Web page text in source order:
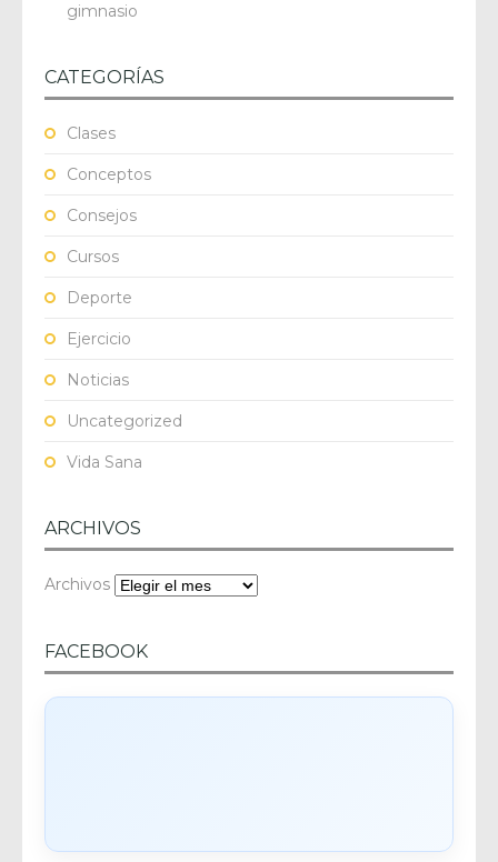
gimnasio
CATEGORÍAS
Clases
Conceptos
Consejos
Cursos
Deporte
Ejercicio
Noticias
Uncategorized
Vida Sana
ARCHIVOS
Archivos
FACEBOOK